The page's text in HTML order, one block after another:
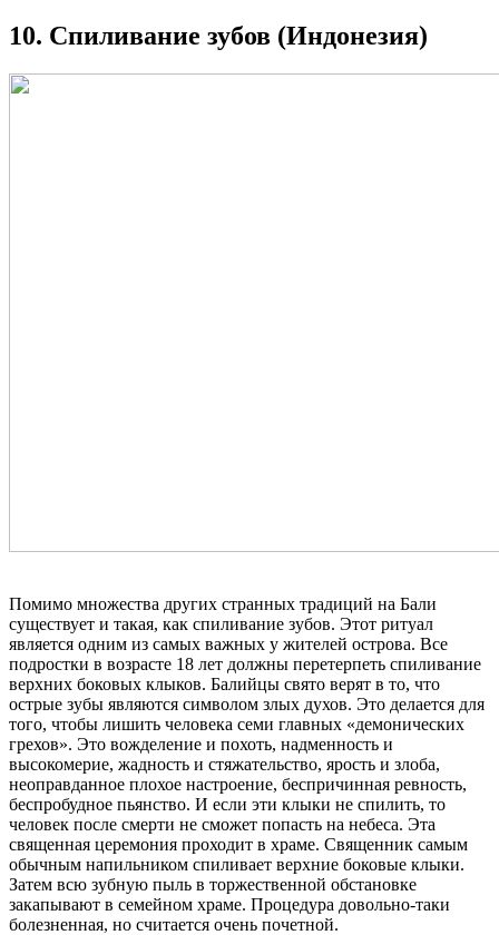
10. Спиливание зубов (Индонезия)
Помимо множества других странных традиций на Бали
существует и такая, как спиливание зубов. Этот ритуал
является одним из самых важных у жителей острова. Все
подростки в возрасте 18 лет должны перетерпеть спиливание
верхних боковых клыков. Балийцы свято верят в то, что
острые зубы являются символом злых духов. Это делается для
того, чтобы лишить человека семи главных «демонических
грехов». Это вожделение и похоть, надменность и
высокомерие, жадность и стяжательство, ярость и злоба,
неоправданное плохое настроение, беспричинная ревность,
беспробудное пьянство. И если эти клыки не спилить, то
человек после смерти не сможет попасть на небеса. Эта
священная церемония проходит в храме. Священник самым
обычным напильником спиливает верхние боковые клыки.
Затем всю зубную пыль в торжественной обстановке
закапывают в семейном храме. Процедура довольно-таки
болезненная, но считается очень почетной.